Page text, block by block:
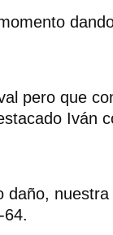
pero que
Iván
daño,
64.